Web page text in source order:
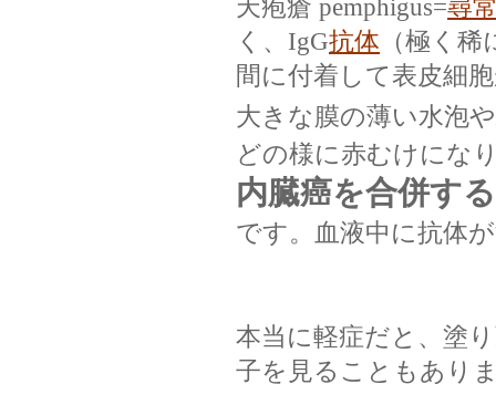
天疱瘡 pemphigus=尋
く、IgG抗体 （極く
間に付着して表皮細
大きな膜の薄い水泡や
どの様に赤むけにな
内臓癌を合併す
です。血液中に抗体
本当に軽症だと、塗
子を見ることもあり